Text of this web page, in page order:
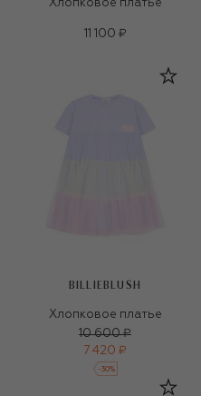
Хлопковое платье
11 100 ₽
BILLIEBLUSH
Хлопковое платье
10 600 ₽
7 420 ₽
-30%